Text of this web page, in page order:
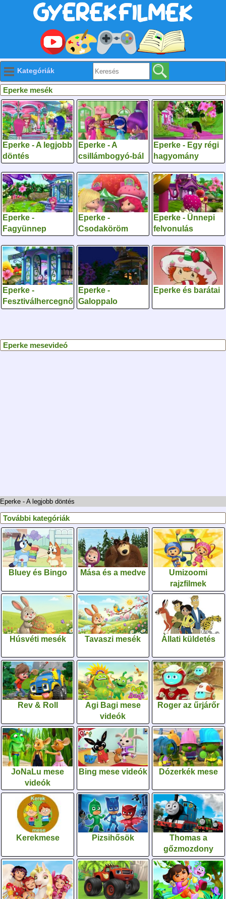
Kategóriák
Eperke mesék
Eperke - A legjobb
döntés
Eperke - A
csillámbogyó-bál
Eperke - Egy régi
hagyomány
Eperke -
Fagyünnep
Eperke -
Csodaköröm
Eperke - Ünnepi
felvonulás
Eperke -
Fesztiválhercegnő
Eperke -
Galoppalo
Eperke és barátai
Eperke mesevideó
Eperke - A legjobb döntés
További kategóriák
Bluey és Bingo Mása és a medve
Umizoomi
rajzfilmek
Húsvéti mesék Tavaszi mesék Állati küldetés
Rev & Roll
Agi Bagi mese
videók
Roger az űrjárőr
JoNaLu mese
videók
Bing mese videók Dózerkék mese
Kerekmese Pizsihősök
Thomas a
gőzmozdony